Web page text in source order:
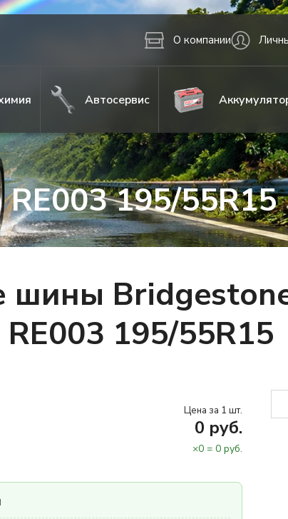
О компании
Автосервис
195/55R15
шины
195/55R15
Цена за 1 шт.
0 руб.
×0 = 0 руб.